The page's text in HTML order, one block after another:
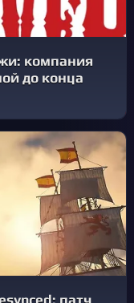
компания
до конца